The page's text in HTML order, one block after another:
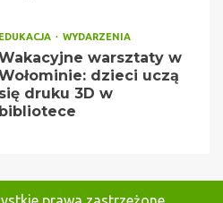
EDUKACJA WYDARZENIA
warsztaty w
dzieci uczą
się druku 3D w
bibliotece